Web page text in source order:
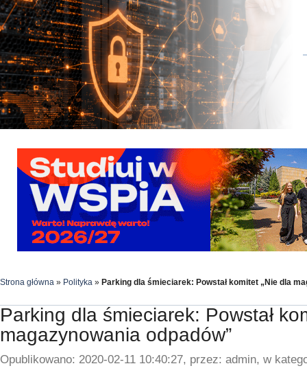
Strona główna » Polityka » Parking dla śmieciarek: Powstał komitet „Nie dla
Parking dla śmieciarek: Powstał
magazynowania odpadów”
Opublikowano: 2020-02-11 10:40:27, przez: admin, w